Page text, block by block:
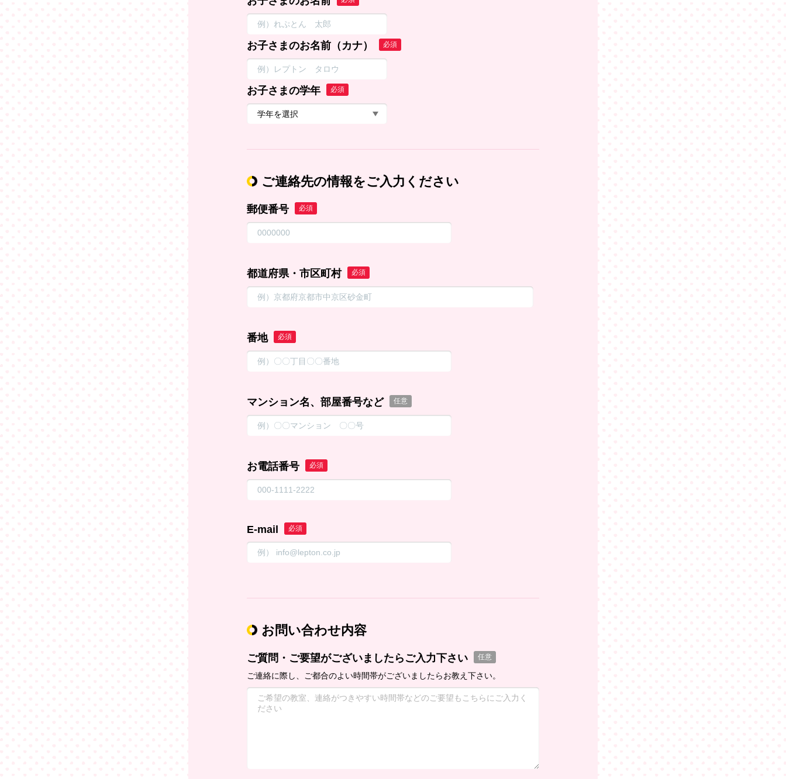
お子さまのお名前（カナ） 必須
お子さまの学年 必須
ご連絡先の情報をご入力ください
郵便番号 必須
都道府県・市区町村 必須
番地 必須
マンション名、部屋番号など 任意
お電話番号 必須
E-mail 必須
お問い合わせ内容
ご質問・ご要望がございましたらご入力下さい 任意
ご連絡に際し、ご都合のよい時間帯がございましたらお教え下さい。